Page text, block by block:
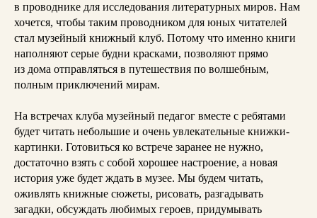
в проводнике для исследования литературных миров. Нам
хочется, чтобы таким проводником для юных читателей
стал музейный книжный клуб. Потому что именно книги
наполняют серые будни красками, позволяют прямо
из дома отправляться в путешествия по волшебным,
полным приключений мирам.
На встречах клуба музейный педагог вместе с ребятами
будет читать небольшие и очень увлекательные книжки-
картинки. Готовиться ко встрече заранее не нужно,
достаточно взять с собой хорошее настроение, а новая
история уже будет ждать в музее. Мы будем читать,
оживлять книжные сюжеты, рисовать, разгадывать
загадки, обсуждать любимых героев, придумывать